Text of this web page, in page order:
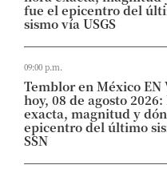
fue el epicentro del
sismo vía USGS
09:00 p.m.
Temblor en México EN
hoy, 08 de agosto 2026:
exacta, magnitud y
epicentro del último
SSN